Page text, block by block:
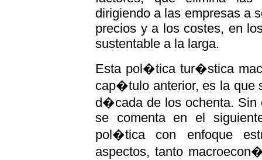
dirigiendo a las empresas a
precios y a los costes, en
sustentable a la larga.
Esta pol�tica tur�stica
cap�tulo anterior, es la que
d�cada de los ochenta. Sin
se comenta en el
pol�tica con enfoque
aspectos, tanto